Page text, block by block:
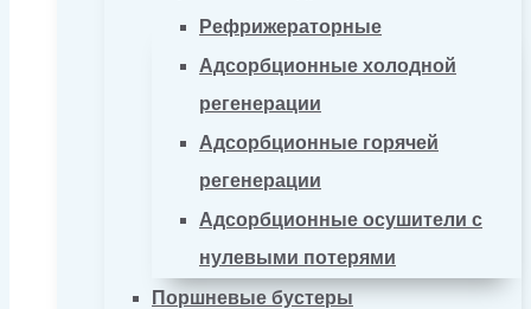
Рефрижераторные
Адсорбционные холодной
регенерации
Адсорбционные горячей
регенерации
Адсорбционные осушители с
нулевыми потерями
Поршневые бустеры